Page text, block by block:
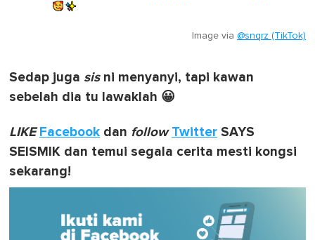
Image via @snqrz (TikTok)
Sedap juga sisni menyanyi, tapi kawan
sebelah dia tu lawaklah 😀
LIKE Facebook dan follow Twitter SAYS
SEISMIK dan temui segala cerita mesti kongsi
sekarang!